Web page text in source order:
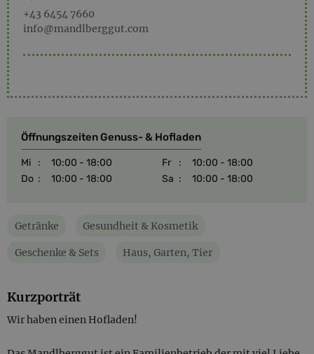
+43 6454 7660
info@mandlberggut.com
Öffnungszeiten Genuss- & Hofladen
Mi :
10:00 - 18:00
Do : 10:00 - 18:00
Fr :
10:00 - 18:00
Sa : 10:00 - 18:00
Getränke Gesundheit & Kosmetik
Geschenke & Sets Haus, Garten, Tier
Kurzporträt
Wir haben einen Hofladen!